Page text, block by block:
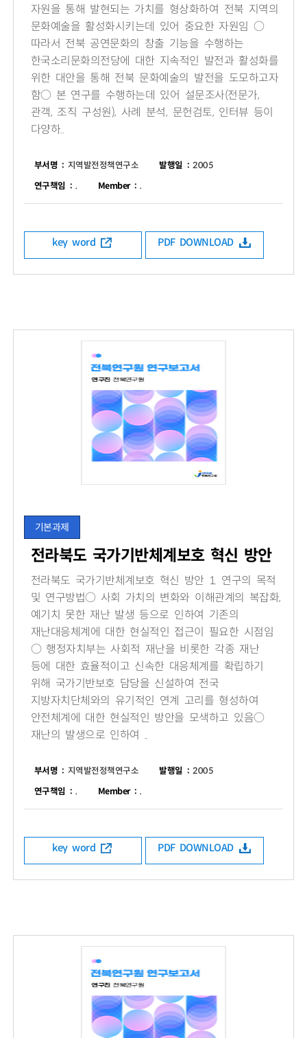
자원을 통해 발현되는 가치를 형상화하여 전북 지역의
문화예술을 활성화시키는데 있어 중요한 자원임 ○
따라서 전북 공연문화의 창출 기능을 수행하는
한국소리문화의전당에 대한 지속적인 발전과 활성화를
위한 대안을 통해 전북 문화예술의 발전을 도모하고자
함○ 본 연구를 수행하는데 있어 설문조사(전문가,
관객, 조직 구성원), 사례 분석, 문헌검토, 인터뷰 등이
다양하..
부서명 : 지역발전정책연구소 발행일 : 2005
연구책임 : . Member : .
key word PDF DOWNLOAD
기본과제
전라북도 국가기반체계보호 혁신 방안
전라북도 국가기반체계보호 혁신 방안 1. 연구의 목적
및 연구방법○ 사회 가치의 변화와 이해관계의 복잡화,
예기치 못한 재난 발생 등으로 인하여 기존의
재난대응체계에 대한 현실적인 접근이 필요한 시점임
○ 행정자치부는 사회적 재난을 비롯한 각종 재난
등에 대한 효율적이고 신속한 대응체계를 확립하기
위해 국가기반보호 담당을 신설하여 전국
지방자치단체와의 유기적인 연계 고리를 형성하여
안전체계에 대한 현실적인 방안을 모색하고 있음○
재난의 발생으로 인하여 ..
부서명 : 지역발전정책연구소 발행일 : 2005
연구책임 : . Member : .
key word PDF DOWNLOAD